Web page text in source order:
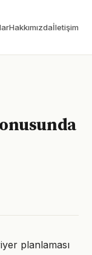
Hakkımızdaİletişim
planlaması